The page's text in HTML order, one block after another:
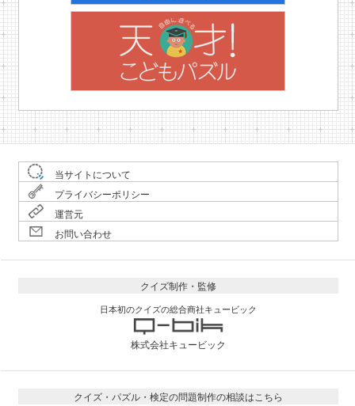
当サイトについて
プライバシーポリシー
運営元
お問い合わせ
クイズ制作・監修
日本初のクイズの総合商社キュービック
株式会社キュービック
クイズ・パズル・検定の問題制作の相談はこちら